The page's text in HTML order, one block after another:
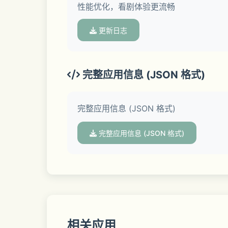
【特色功能】
- 单列推荐：沉浸式上下滑找剧，个性化
- 评论：边看边评论，与剧友一起讨论精彩
性能优化，看剧体验更流畅
更新日志
完整应用信息 (JSON 格式)
完整应用信息 (JSON 格式)
完整应用信息 (JSON 格式)